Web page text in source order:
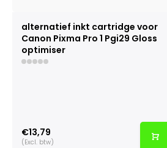
alternatief inkt cartridge voor
Canon Pixma Pro 1 Pgi29 Gloss
optimiser
€13,79
(Excl. btw)